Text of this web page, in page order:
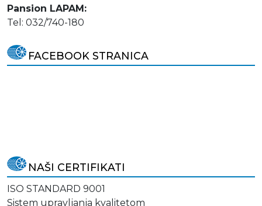
Pansion LAPAM:
Tel: 032/740-180
FACEBOOK STRANICA
NAŠI CERTIFIKATI
ISO STANDARD 9001
Sistem upravljanja kvalitetom